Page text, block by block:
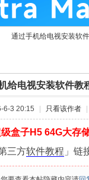
›
通过手机给电视安装软
给电视安装软件教
6-3 20:15 只看该作者
盒子H5 64G大存
三方软件教程 」链